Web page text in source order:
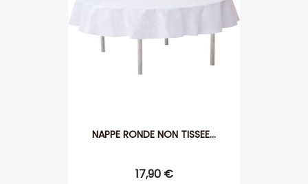
NAPPE RONDE NON TISSEE...
17,90 €